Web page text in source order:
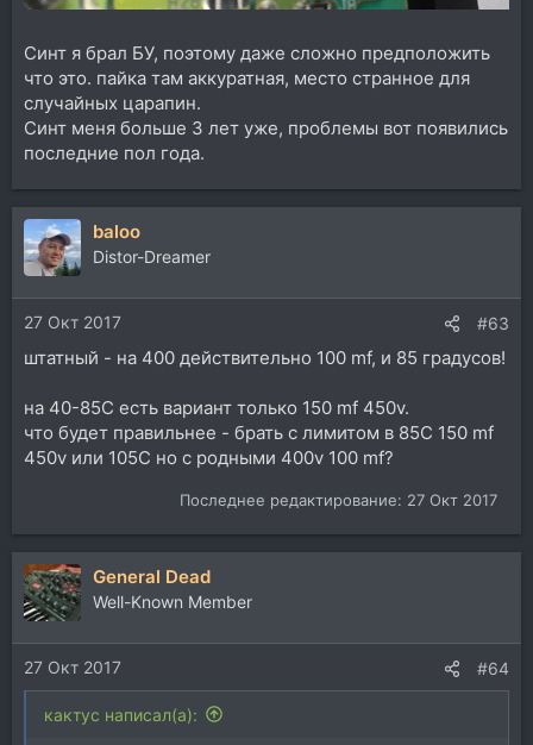
Синт я брал БУ, поэтому даже сложно предположить
что это. пайка там аккуратная, место странное для
случайных царапин.
Синт меня больше 3 лет уже, проблемы вот появились
последние пол года.
baloo
Distor-Dreamer
27 Окт 2017 #63
штатный - на 400 действительно 100 mf, и 85 градусов!
на 40-85С есть вариант только 150 mf 450v.
что будет правильнее - брать с лимитом в 85С 150 mf
450v или 105С но с родными 400v 100 mf?
Последнее редактирование: 27 Окт 2017
General Dead
Well-Known Member
27 Окт 2017 #64
кактус написал(а):